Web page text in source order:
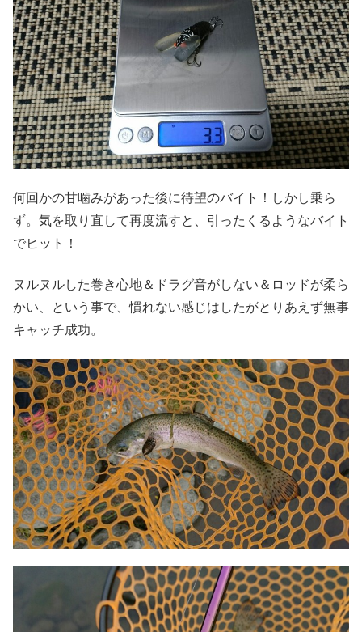
何回かの甘噛みがあった後に待望のバイト！しかし乗ら
ず。気を取り直して再度流すと、引ったくるようなバイト
でヒット！
ヌルヌルした巻き心地＆ドラグ音がしない＆ロッドが柔ら
かい、という事で、慣れない感じはしたがとりあえず無事
キャッチ成功。